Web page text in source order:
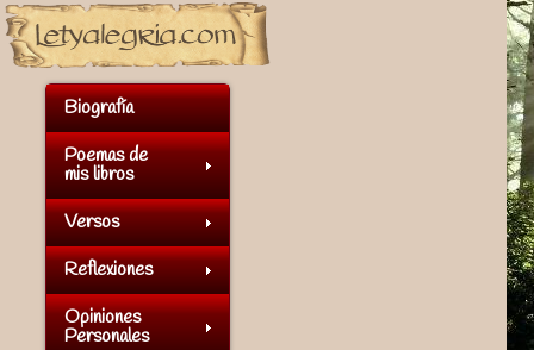
Biografía
Poemas de
mis libros
Versos
Reflexiones
Opiniones
Personales